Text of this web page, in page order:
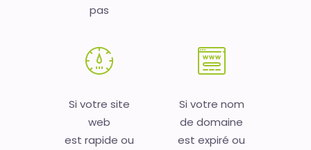
pas
Si votre site
web
est rapide ou
Si votre nom
de domaine
est expiré ou